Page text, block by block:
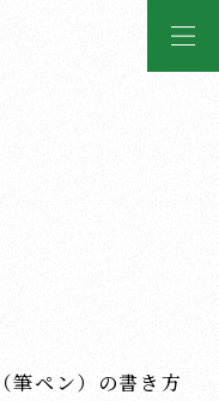
筆ペン）の書き方